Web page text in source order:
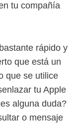
tu compañía
rápido y
que está un
que se utilice
tu Apple
alguna duda?
o mensaje